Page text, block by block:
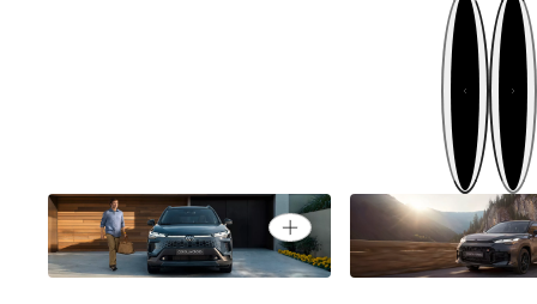
Fyrri
Næst
Sportjeppahönnun
Open card
Settu í ævintýragír